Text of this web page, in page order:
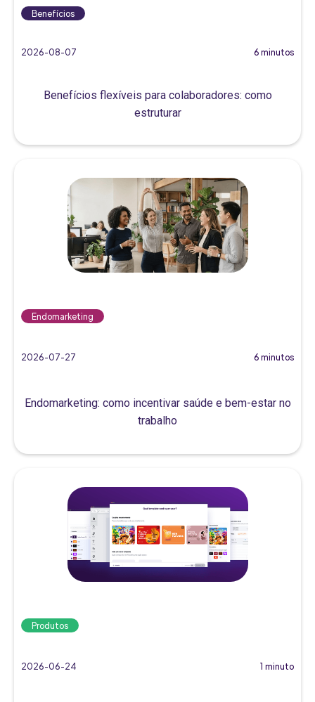
Benefícios
2026-08-07 6 minutos
Benefícios flexíveis para colaboradores: como
estruturar
Endomarketing
2026-07-27 6 minutos
Endomarketing: como incentivar saúde e bem-estar no
trabalho
Produtos
2026-06-24 1 minuto